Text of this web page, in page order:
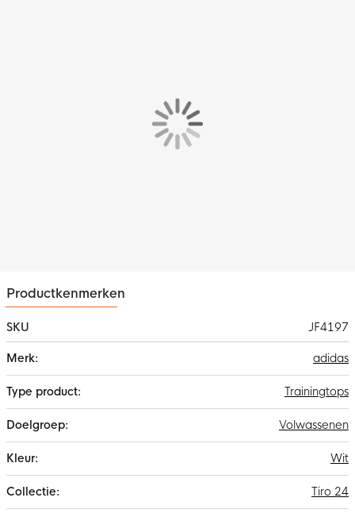
uitzien en ben je beschermd tegen de kou bij de mouwen. Zo
geniet je steeds van het beste draagcomfort.
Productkenmerken
SKU
JF4197
informatie
adidas
Trainingtops
Volwassenen
Wit
Tiro 24